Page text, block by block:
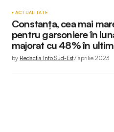
ACTUALITATE
Constanța, cea mai
pentru garsoniere în
majorat cu 48% în
by Redactia Info Sud-Est7 aprilie 2023